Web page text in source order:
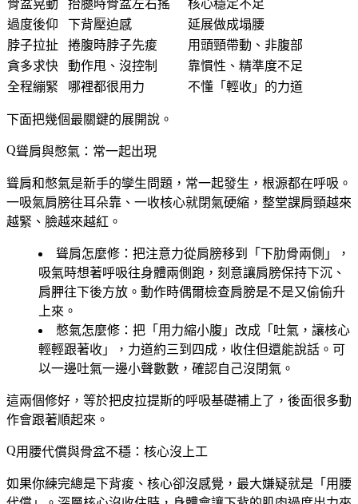
骨盆晃動
抬腿時骨盆左右搖
核心穩定不足
過度後仰
下背壓迫感
延展做成塌腰
脖子拉扯
捲腹時脖子先痠
用頭頸帶動、非腹部
貪多求快
動作甩、沒控制
靠慣性、精準度不足
全程繃緊
哪裡都很用力 不懂「輕收」的力道
下面把幾個最關鍵的展開說。
聳肩與憋氣：常一起出現
聳肩和憋氣是新手的孿生問題，常一起發生，根源都在呼吸。
一吸氣肩膀往耳朵靠、一收核心就閉氣硬縮，整堂課肩頸越來
越緊、臉越來越紅。
聳肩怎麼修 ：把注意力從肩膀移到「下肋骨兩側」，
吸氣時想著呼吸往身體兩側跑，刻意讓肩膀保持下沉、
肩胛往下後方放。動作時偶爾檢查肩膀是不是又偷偷升
上來。
憋氣怎麼修 ：把「用力縮小腹」改成「吐氣，讓核心
輕輕跟著收」，力道約三到四成，收住但還能說話。可
以一邊吐氣一邊小聲數數，確認自己沒閉氣。
這兩個修好，等於把皮拉提斯的呼吸基礎補上了，後面很多動
作會跟著順起來。
用腰代償與骨盆不穩：核心沒上工
如果你練完總是下背痠、核心卻沒感覺，最大嫌疑就是「用腰